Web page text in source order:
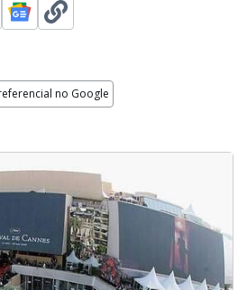
no Google